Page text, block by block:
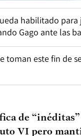
habilitado para
Gago ante las
toman este fin de
de “inéditas”
VI pero